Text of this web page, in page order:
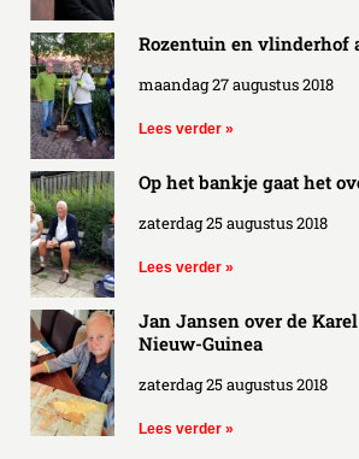
Rozentuin en vlinderhof
maandag 27 augustus 2018
Lees verder »
Op het bankje gaat het
zaterdag 25 augustus 2018
Lees verder »
Jan Jansen over de
Nieuw-Guinea
zaterdag 25 augustus 2018
Lees verder »